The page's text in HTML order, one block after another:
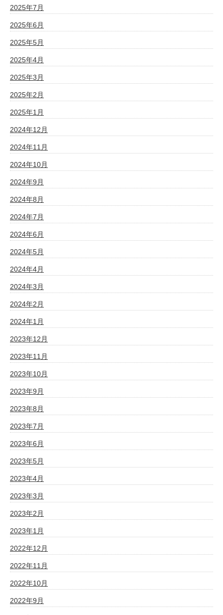
2025年7月
2025年6月
2025年5月
2025年4月
2025年3月
2025年2月
2025年1月
2024年12月
2024年11月
2024年10月
2024年9月
2024年8月
2024年7月
2024年6月
2024年5月
2024年4月
2024年3月
2024年2月
2024年1月
2023年12月
2023年11月
2023年10月
2023年9月
2023年8月
2023年7月
2023年6月
2023年5月
2023年4月
2023年3月
2023年2月
2023年1月
2022年12月
2022年11月
2022年10月
2022年9月